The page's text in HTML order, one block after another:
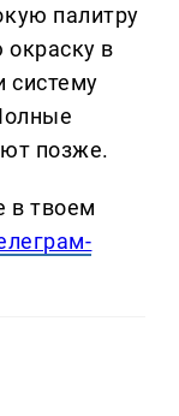
палитру
в
систему
позже.
в твоем